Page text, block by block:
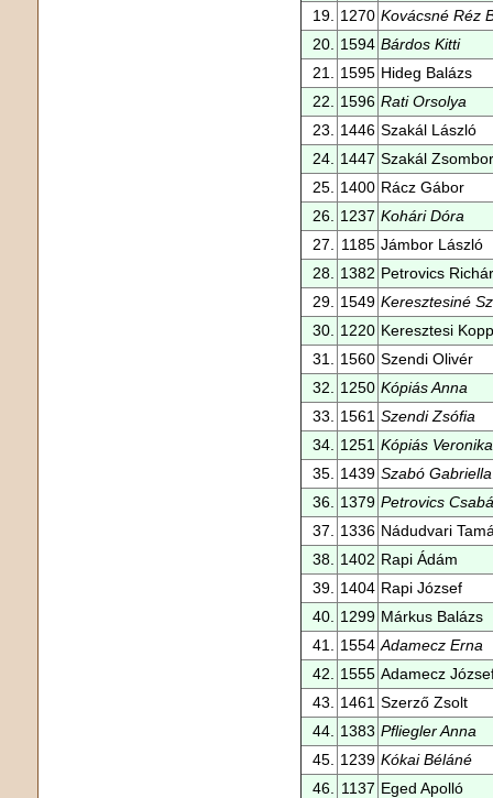
19.
1270 Kovácsné Réz
20.
1594 Bárdos Kitti
21.
1595 Hideg Balázs
22.
1596 Rati Orsolya
23.
1446 Szakál László
24.
1447 Szakál Zsombor
25.
1400 Rácz Gábor
26.
1237 Kohári Dóra
27.
1185 Jámbor László
28.
1382 Petrovics
29.
1549 Keresztesiné
30.
1220 Keresztesi
31.
1560 Szendi Olivér
32.
1250 Kópiás Anna
33.
1561 Szendi Zsófia
34.
1251 Kópiás
35.
1439 Szabó Gabriella
36.
1379 Petrovics
37.
1336 Nádudvari
38.
1402 Rapi Ádám
39.
1404 Rapi József
40.
1299 Márkus Balázs
41.
1554 Adamecz Erna
42.
1555 Adamecz
43.
1461 Szerző Zsolt
44.
1383 Pfliegler Anna
45.
1239 Kókai Béláné
46.
1137 Eged Apolló